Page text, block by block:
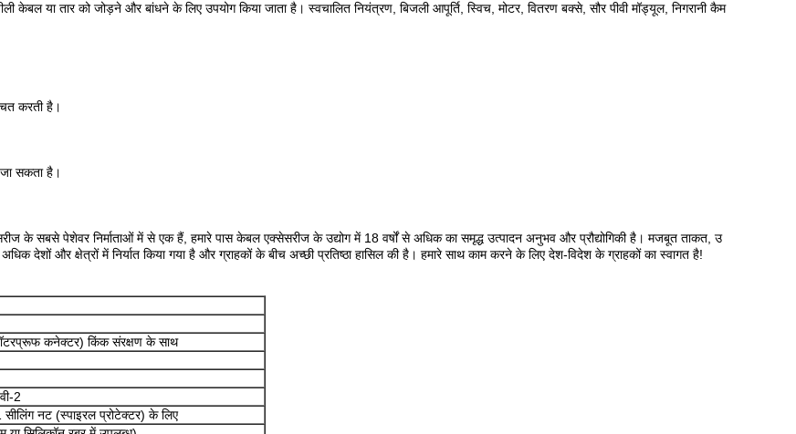
केबल या तार को जोड़ने और बांधने के लिए उपयोग किया जाता है। स्वचालित नियंत्रण, बिजली आपूर्ति, स्विच, मोटर, वितरण बक्से, सौर पीवी मॉड्यूल, निगरानी कैम
करती है।
सकता है।
सबसे पेशेवर निर्माताओं में से एक हैं, हमारे पास केबल एक्सेसरीज के उद्योग में 18 वर्षों से अधिक का समृद्ध उत्पादन अनुभव और प्रौद्योगिकी है। मजबूत ताकत, उ
देशों और क्षेत्रों में निर्यात किया गया है और ग्राहकों के बीच अच्छी प्रतिष्ठा हासिल की है। हमारे साथ काम करने के लिए देश-विदेश के ग्राहकों का स्वागत है!
कनेक्टर) किंक संरक्षण के साथ
2
नट (स्पाइरल प्रोटेक्टर) के लिए